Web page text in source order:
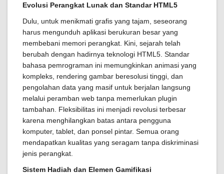
Evolusi Perangkat Lunak dan Standar HTML5
Dulu, untuk menikmati grafis yang tajam, seseorang
harus mengunduh aplikasi berukuran besar yang
membebani memori perangkat. Kini, sejarah telah
berubah dengan hadirnya teknologi HTML5. Standar
bahasa pemrograman ini memungkinkan animasi yang
kompleks, rendering gambar beresolusi tinggi, dan
pengolahan data yang masif untuk berjalan langsung
melalui peramban web tanpa memerlukan plugin
tambahan. Fleksibilitas ini menjadi revolusi terbesar
karena menghilangkan batas antara pengguna
komputer, tablet, dan ponsel pintar. Semua orang
mendapatkan kualitas yang seragam tanpa diskriminasi
jenis perangkat.
Sistem Hadiah dan Elemen Gamifikasi